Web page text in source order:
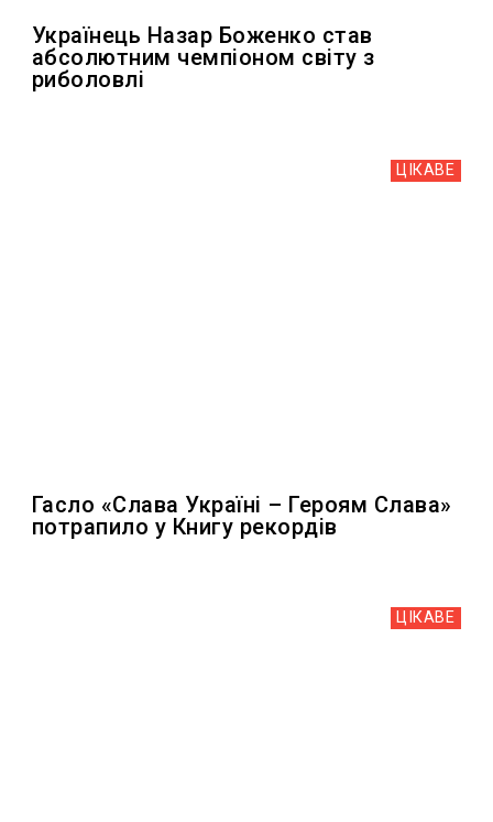
Українець Назар Боженко став
абсолютним чемпіоном світу з
риболовлі
ЦІКАВЕ
Гасло «Слава Україні – Героям Слава»
потрапило у Книгу рекордів
ЦІКАВЕ